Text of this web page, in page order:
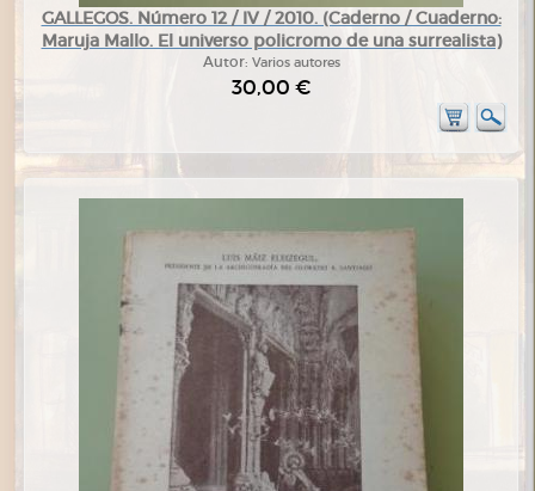
GALLEGOS. Número 12 / IV / 2010. (Caderno / Cuaderno:
Maruja Mallo. El universo policromo de una surrealista)
Autor: Varios autores
30,00 €